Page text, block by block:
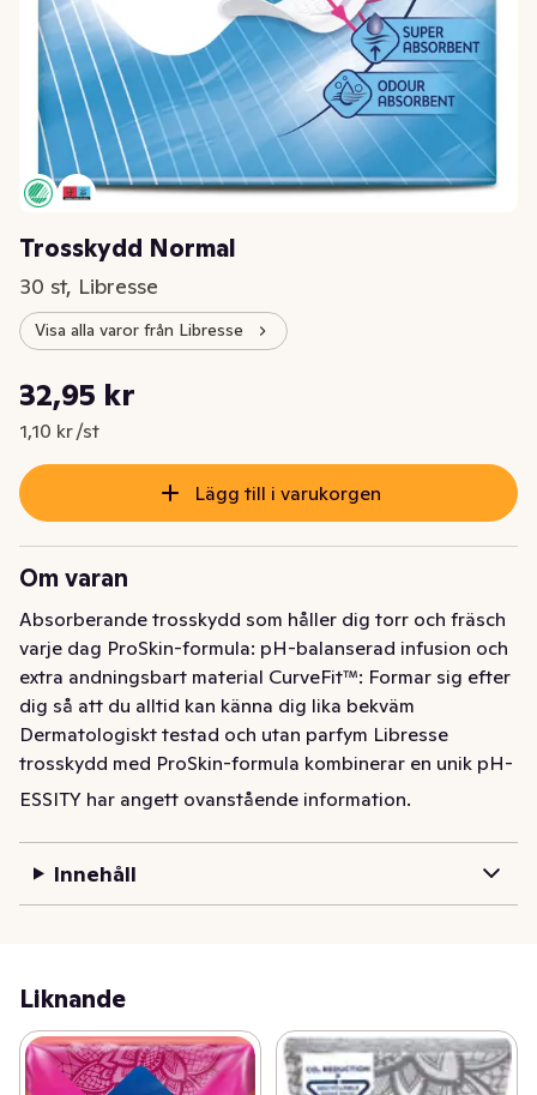
Trosskydd Normal
30 st, Libresse
Visa alla varor från Libresse
Nuvarande pris är: 32,95 kr
32,95 kr
1,10 kr /st
Styckpris: 1,10 kr /st
Lägg till i varukorgen
Om varan
Absorberande trosskydd som håller dig torr och fräsch
varje dag ProSkin-formula: pH-balanserad infusion och
extra andningsbart material CurveFit™: Formar sig efter
dig så att du alltid kan känna dig lika bekväm
Dermatologiskt testad och utan parfym Libresse
trosskydd med ProSkin-formula kombinerar en unik pH-
balanserad infusion och ett extra andningsbart material,
dag, så att du alltid kan känna dig fräsch.
Tunna trosskydd som absorberar vätska och lukt.
minska klimatpåverkan och förpackningen är
återvinningsbar. Trosskydden har en följsam Cour-V™-
tekonologi som ger maximal anpassnignsbarhet och en
helt ny nivå av bekvämlighet.
ESSITY har angett ovanstående information.
Innehåll
Liknande